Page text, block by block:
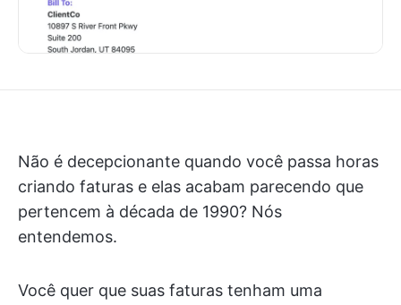
Não é decepcionante quando você passa horas
criando faturas e elas acabam parecendo que
pertencem à década de 1990? Nós
entendemos.
Você quer que suas faturas tenham uma